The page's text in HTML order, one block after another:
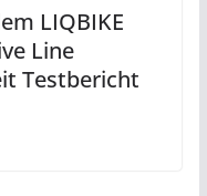
LIQBIKE
Line
Testbericht